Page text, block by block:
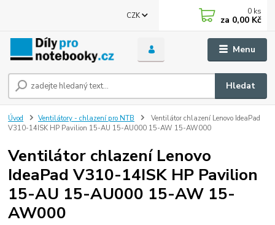
Menu
CZK
Hledat
0 ks
za 0,00 Kč
Úvod Ventilátory - chlazení pro NTB
Ventilátor chlazení Lenovo IdeaPad
V310-14ISK HP Pavilion 15-AU 15-AU000 15-AW 15-AW000
Ventilátor chlazení Lenovo
IdeaPad V310-14ISK HP Pavilion
15-AU 15-AU000 15-AW 15-
AW000